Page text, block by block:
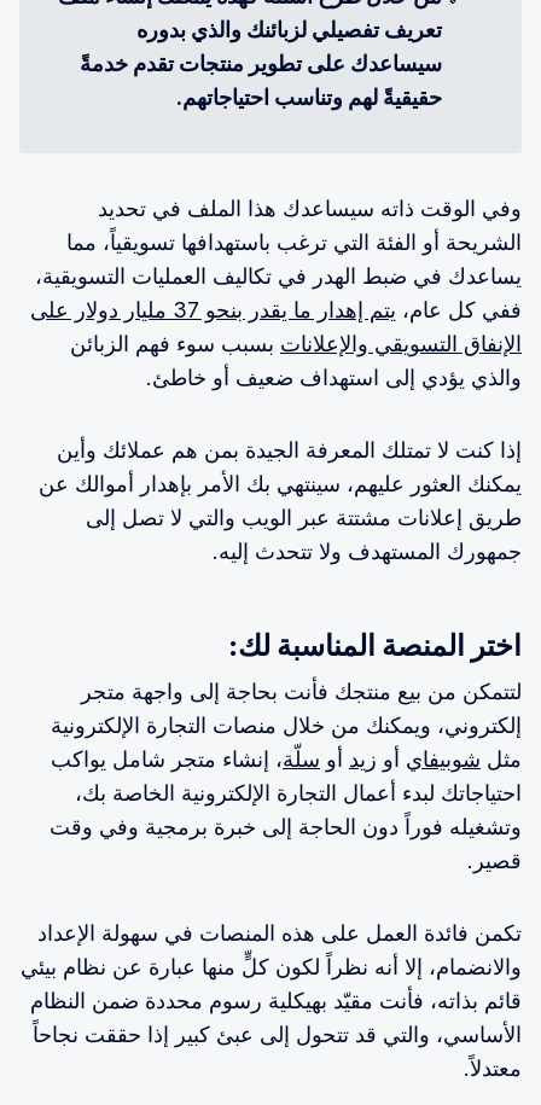
حقيقيةً لهم وتناسب احتياجاتهم.
وفي الوقت ذاته سيساعدك هذا الملف في تحديد
الشريحة أو الفئة التي ترغب باستهدافها تسويقياً، مما
يساعدك في ضبط الهدر في تكاليف العمليات التسويقية،
ففي كل عام،
يتم إهدار ما يقدر بنحو 37 مليار دولار على
الإنفاق التسويقي والإعلانات بسبب سوء فهم الزبائن
والذي يؤدي إلى استهداف ضعيف أو خاطئ.
إذا كنت لا تمتلك المعرفة الجيدة بمن هم عملائك وأين
يمكنك العثور عليهم، سينتهي بك الأمر بإهدار أموالك عن
طريق إعلانات مشتتة عبر الويب والتي لا تصل إلى
جمهورك المستهدف ولا تتحدث إليه.
اختر المنصة المناسبة لك:
لتتمكن من بيع منتجك فأنت بحاجة إلى واجهة متجر
إلكتروني، ويمكنك من خلال منصات التجارة الإلكترونية
مثل شوبيفاي أو زيد أو سلّة، إنشاء متجر شامل يواكب
احتياجاتك لبدء أعمال التجارة الإلكترونية الخاصة بك،
وتشغيله فوراً دون الحاجة إلى خبرة برمجية وفي وقت
قصير.
تكمن فائدة العمل على هذه المنصات في سهولة الإعداد
والانضمام، إلا أنه نظراً لكون كلٍّ منها عبارة عن نظام بيئي
قائم بذاته، فأنت مقيّد بهيكلية رسوم محددة ضمن النظام
الأساسي، والتي قد تتحول إلى عبئ كبير إذا حققت نجاحاً
معتدلاً.